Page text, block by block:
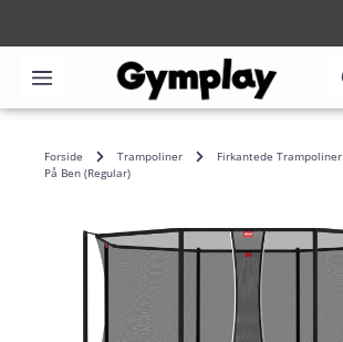
Forside Trampoliner
Firkantede Trampoliner
På Ben (Regular)
Skip image gallery